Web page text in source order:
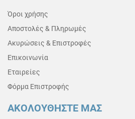
Όροι χρήσης
Αποστολές & Πληρωμές
Ακυρώσεις & Επιστροφές
Επικοινωνία
Εταιρείες
Φόρμα Επιστροφής
ΑΚΟΛΟΥΘΗΣΤΕ ΜΑΣ